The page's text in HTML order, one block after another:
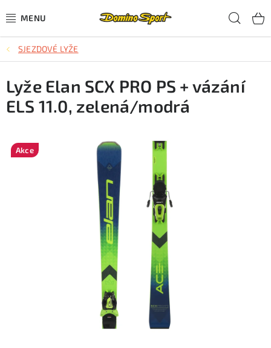
na
CYKLISTIKA
SJEZDOVÉ LYŽOVÁNÍ
SKIALPOVÉ LYŽOVÁNÍ
BĚŽECKÉ LYŽOVÁNÍ
SJEZDOVÉ LYŽE
Lyže Elan SCX PRO PS + vázání
ELS 11.0, zelená/modrá
Akce